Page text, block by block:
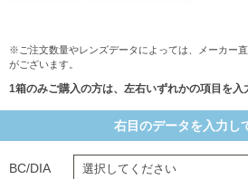
※ご注文数量やレンズデータによっては、メーカー
がございます。
1箱のみご購入の方は、左右いずれかの項目を入
右目のデータを入力し
BC/DIA